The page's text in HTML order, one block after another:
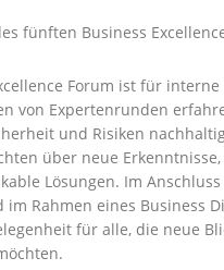
fünften Business
Forum ist für
von Expertenrunden
und Risiken
über neue
Lösungen. Im
Rahmen eines Business
für alle, die neue